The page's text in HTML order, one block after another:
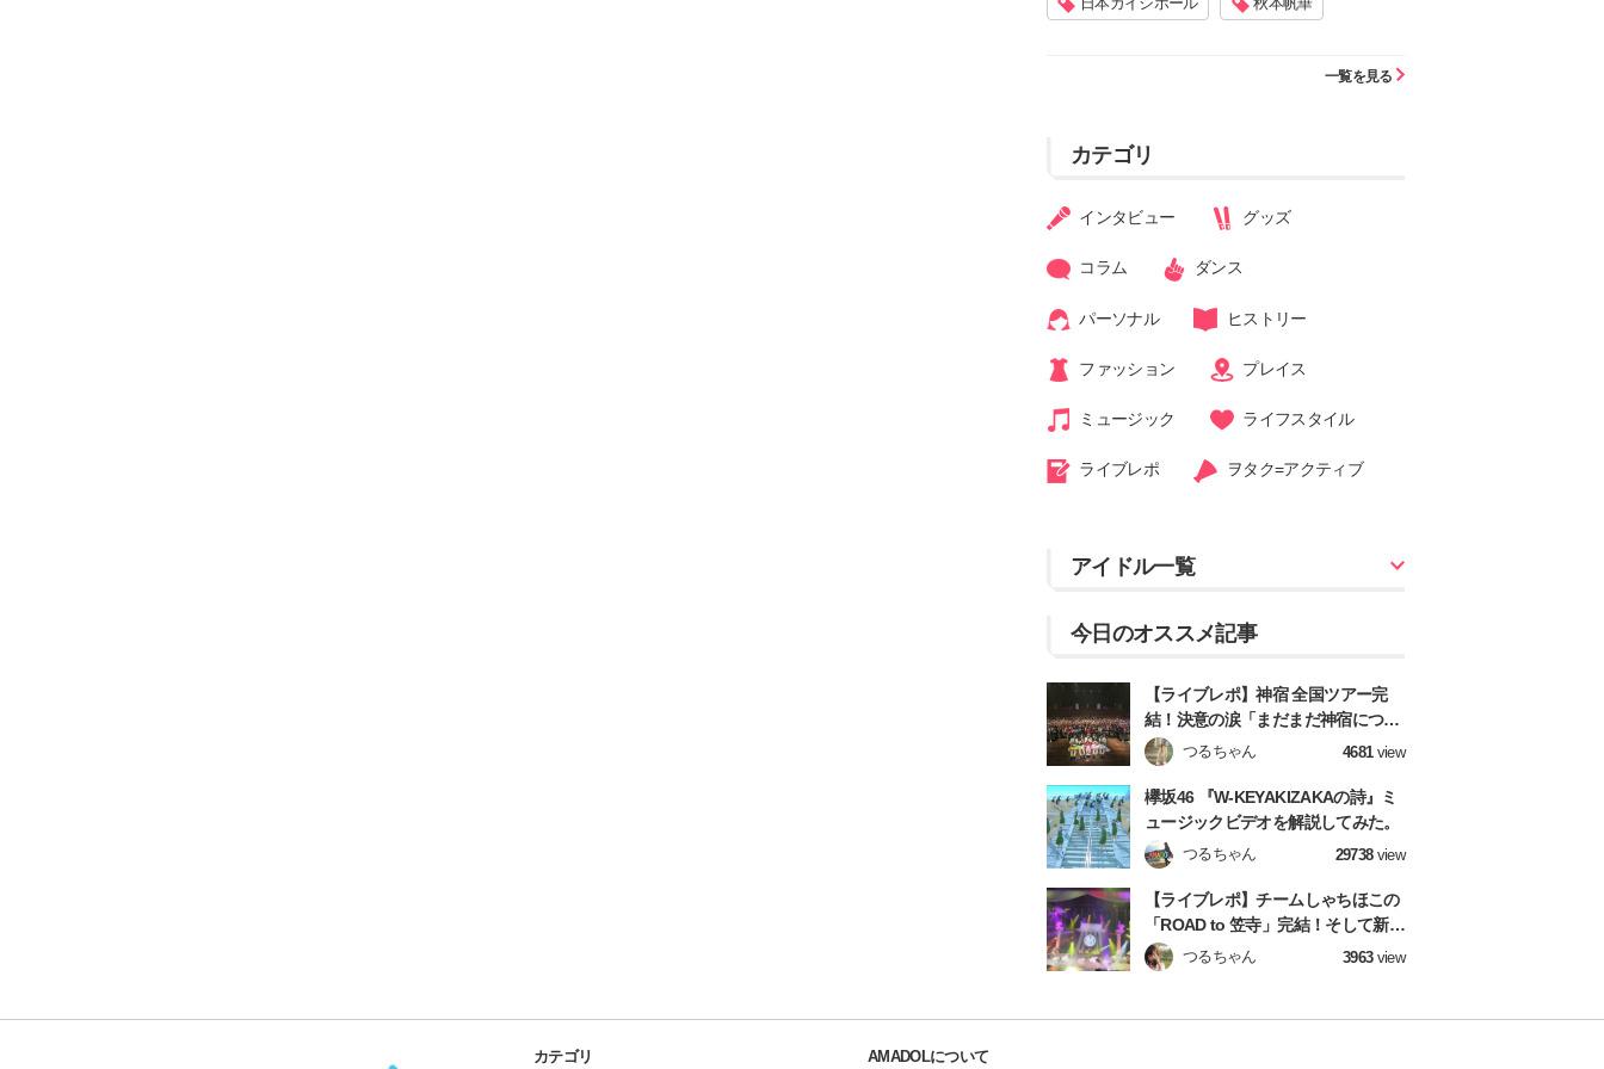
一覧を見る
カテゴリ
インタビュー グッズ
コラム ダンス
パーソナル ヒストリー
ファッション プレイス
ミュージック ライフスタイル
ライブレポ ヲタク=アクティブ
アイドル一覧
今日のオススメ記事
【ライブレポ】神宿 全国ツアー完
結！決意の涙「まだまだ神宿につい
てきてね！」
つるちゃん 4681view
欅坂46 『W-KEYAKIZAKAの詩』ミ
ュージックビデオを解説してみた。
つるちゃん 29738view
【ライブレポ】チームしゃちほこの
「ROAD to 笠寺」完結！そして新章
へ！【前編】
つるちゃん 3963view
カテゴリ AMADOLについて